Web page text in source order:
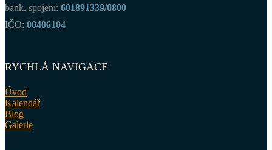
bank. spojení: 601891339/0800
IČO: 00406104
RYCHLÁ NAVIGACE
Úvod
Kalendář
Blog
Galerie